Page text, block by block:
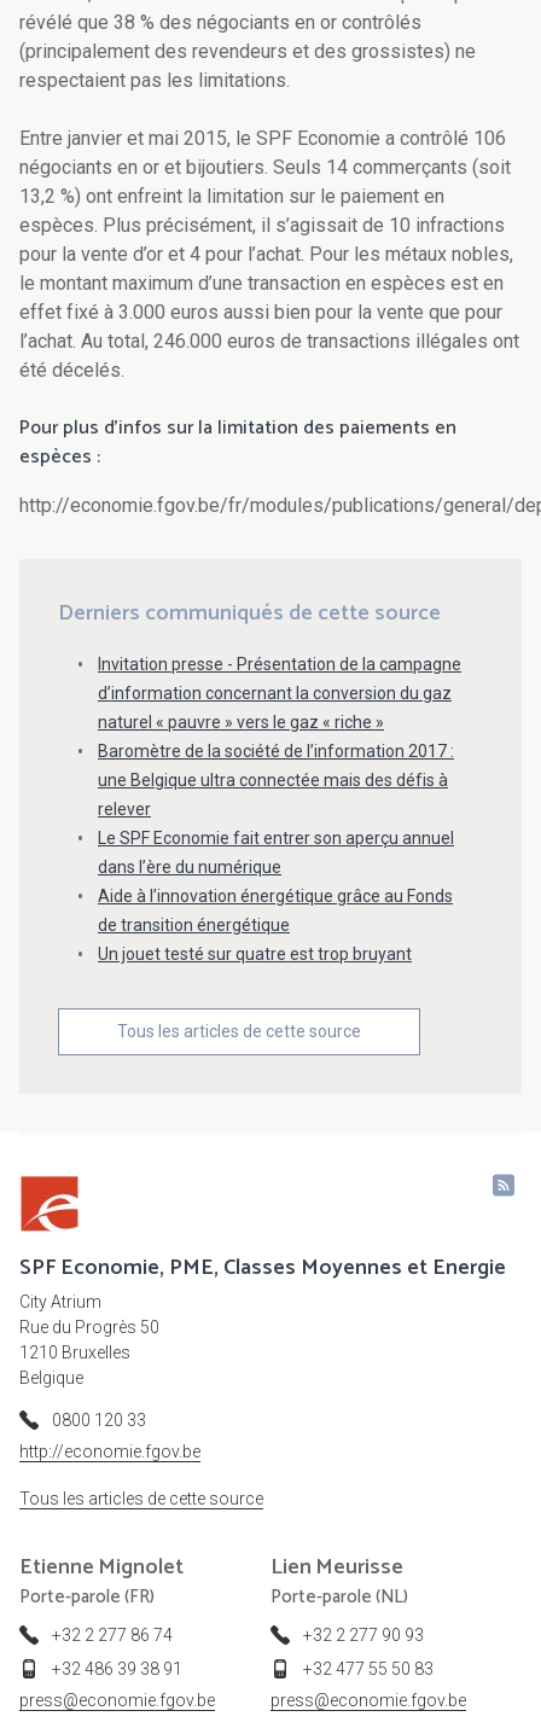
révélé que 38 % des négociants en or contrôlés
(principalement des revendeurs et des grossistes) ne
respectaient pas les limitations.
Entre janvier et mai 2015, le SPF Economie a contrôlé 106
négociants en or et bijoutiers. Seuls 14 commerçants (soit
13,2 %) ont enfreint la limitation sur le paiement en
espèces. Plus précisément, il s’agissait de 10 infractions
pour la vente d’or et 4 pour l’achat. Pour les métaux nobles,
le montant maximum d’une transaction en espèces est en
effet fixé à 3.000 euros aussi bien pour la vente que pour
l’achat. Au total, 246.000 euros de transactions illégales ont
été décelés.
Pour plus d’infos sur la limitation des paiements en
espèces :
http://economie.fgov.be/fr/modules/publications/general/
Derniers communiqués de cette source
Invitation presse - Présentation de la campagne
d’information concernant la conversion du gaz
naturel « pauvre » vers le gaz « riche »
Baromètre de la société de l’information 2017 :
une Belgique ultra connectée mais des défis à
relever
Le SPF Economie fait entrer son aperçu annuel
dans l’ère du numérique
Aide à l’innovation énergétique grâce au Fonds
de transition énergétique
Un jouet testé sur quatre est trop bruyant
Tous les articles de cette source
SPF Economie, PME, Classes Moyennes et Energie
City Atrium
Rue du Progrès 50
1210 Bruxelles
Belgique
0800 120 33
http://economie.fgov.be
Tous les articles de cette source
Etienne Mignolet
Porte-parole (FR)
+32 2 277 86 74
+32 486 39 38 91
press@economie.fgov.be
Lien Meurisse
Porte-parole (NL)
+32 2 277 90 93
+32 477 55 50 83
press@economie.fgov.be